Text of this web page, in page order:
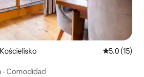
Calificación
5.0 (15)
· Comodidad